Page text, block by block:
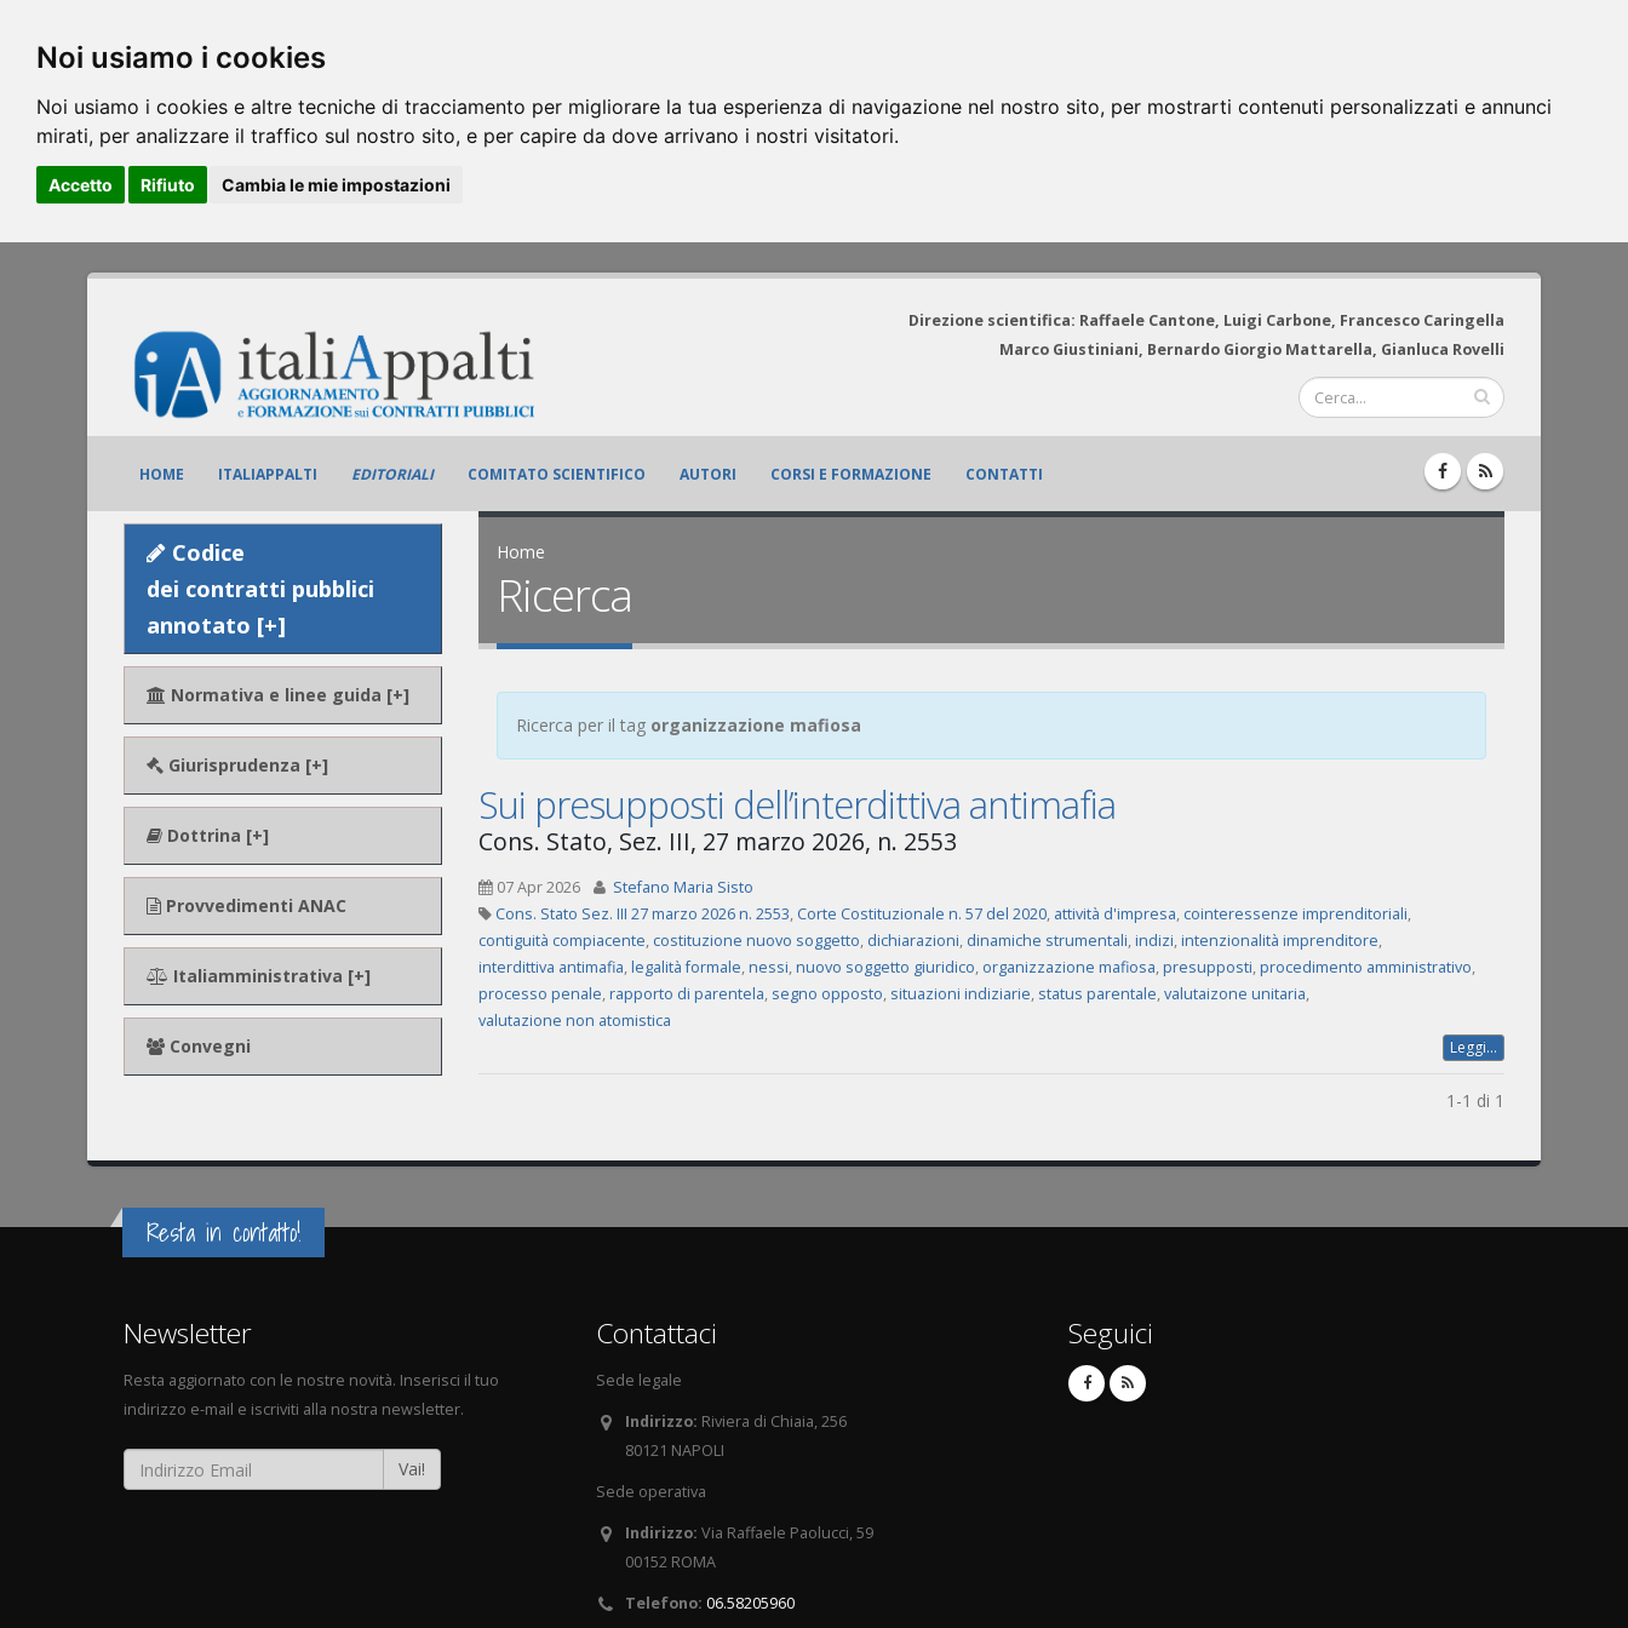
Noi usiamo i cookies
Noi usiamo i cookies e altre tecniche di tracciamento per migliorare la tua esperienza di navigazione nel nostro sito, per mostrarti contenuti personalizzati e annunci
mirati, per analizzare il traffico sul nostro sito, e per capire da dove arrivano i nostri visitatori.
Accetto Rifiuto Cambia le mie impostazioni
Direzione scientifica: Raffaele Cantone, Luigi Carbone, Francesco Caringella
Marco Giustiniani, Bernardo Giorgio Mattarella, Gianluca Rovelli
HOME ITALIAPPALTI EDITORIALI COMITATO SCIENTIFICO AUTORI CORSI E FORMAZIONE CONTATTI
Codice
dei contratti pubblici
annotato [+]
Normativa e linee guida [+]
Giurisprudenza [+]
Dottrina [+]
Provvedimenti ANAC
Italiamministrativa [+]
Convegni
Home
Ricerca
Ricerca per il tag organizzazione mafiosa
Sui presupposti dell’interdittiva antimafia
Cons. Stato, Sez. III, 27 marzo 2026, n. 2553
07 Apr 2026
Stefano Maria Sisto
Cons. Stato Sez. III 27 marzo 2026 n. 2553, Corte Costituzionale n. 57 del 2020, attività d'impresa, cointeressenze imprenditoriali,
contiguità compiacente, costituzione nuovo soggetto, dichiarazioni, dinamiche strumentali,indizi,intenzionalità imprenditore,
interdittiva antimafia,legalità formale,nessi,nuovo soggetto giuridico, organizzazione mafiosa,presupposti,procedimento amministrativo,
processo penale,rapporto di parentela, segno opposto, situazioni indiziarie, status parentale,valutaizone unitaria,
valutazione non atomistica
Leggi...
1-1 di 1
Resta in contatto!
Newsletter
Resta aggiornato con le nostre novità. Inserisci il tuo
indirizzo e-mail e iscriviti alla nostra newsletter.
Vai!
Contattaci
Sede legale
Indirizzo: Riviera di Chiaia, 256
80121 NAPOLI
Sede operativa
Indirizzo: Via Raffaele Paolucci, 59
00152 ROMA
Telefono: 06.58205960
Seguici